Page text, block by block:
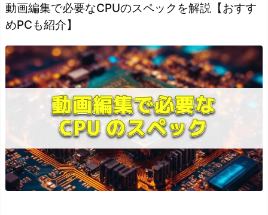
動画編集で必要なCPUのスペックを解説【おすす
めPCも紹介】